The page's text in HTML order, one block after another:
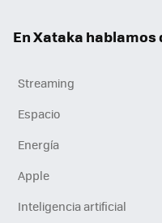
En Xataka hablamos
Streaming
Espacio
Energía
Apple
Inteligencia artificial